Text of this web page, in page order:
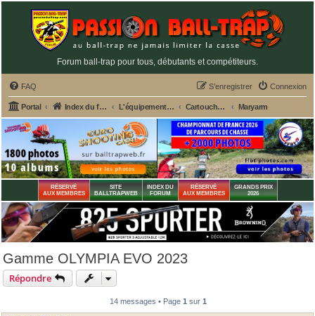
Forum ball-trap pour tous, débutants et compétiteurs.
FAQ Connexion
S’enregistrer
Portal Index du forum L'équipement du tireur de ball-trap Cartouches ball-trap Maryarm
RÉSERVÉ
AUX MEMBRES
SITE
BALLTRAPWEB
INDEX DU
FORUM
RÉSERVÉ
AUX MEMBRES
GRANDS PRIX
2026
Gamme OLYMPIA EVO 2023
Répondre
14 messages • Page 1 sur 1